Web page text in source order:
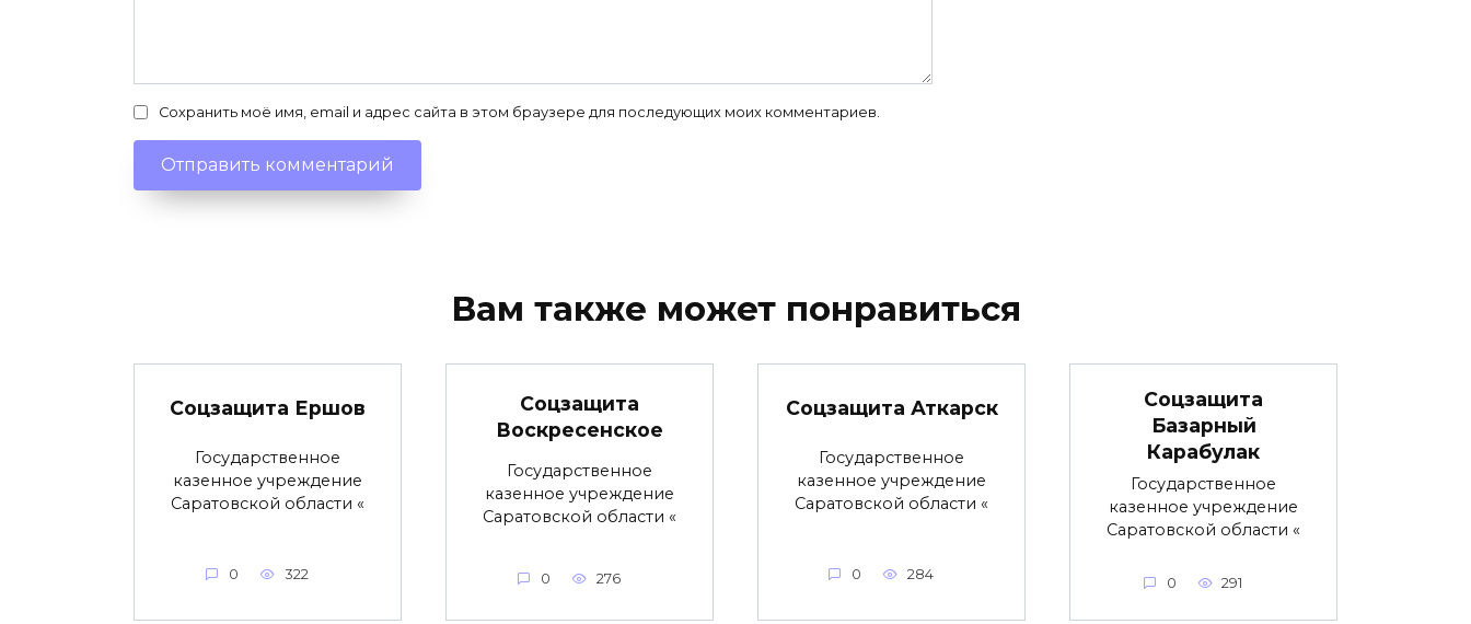
Сохранить моё имя, email и адрес сайта в этом браузере для последующих моих комментариев.
Вам также может понравиться
Соцзащита Ершов
Государственное
казенное учреждение
Саратовской области «
0 322
Соцзащита
Воскресенское
Государственное
казенное учреждение
Саратовской области «
0 276
Соцзащита Аткарск
Государственное
казенное учреждение
Саратовской области «
0 284
Соцзащита
Базарный
Карабулак
Государственное
казенное учреждение
Саратовской области «
0 291